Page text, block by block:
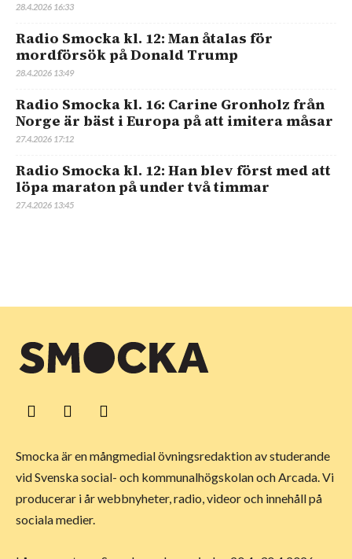
28.4.2026 16:33
Radio Smocka kl. 12: Man åtalas för
mordförsök på Donald Trump
28.4.2026 13:49
Radio Smocka kl. 16: Carine Gronholz från
Norge är bäst i Europa på att imitera måsar
27.4.2026 17:12
Radio Smocka kl. 12: Han blev först med att
löpa maraton på under två timmar
27.4.2026 13:45
Smocka är en mångmedial övningsredaktion av studerande
vid Svenska social- och kommunalhögskolan och Arcada. Vi
producerar i år webbnyheter, radio, videor och innehåll på
sociala medier.